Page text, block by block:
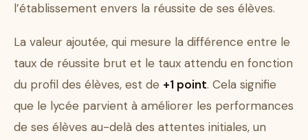
l’établissement envers la réussite de ses élèves.
La valeur ajoutée, qui mesure la différence entre le
taux de réussite brut et le taux attendu en fonction
du profil des élèves, est de +1 point. Cela signifie
que le lycée parvient à améliorer les performances
de ses élèves au-delà des attentes initiales, un